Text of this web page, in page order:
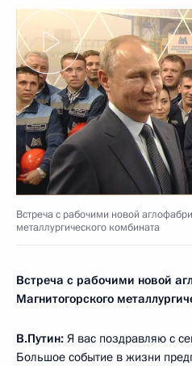
Встреча с рабочими новой
металлургического комбината
Встреча с рабочими новой
Магнитогорского
В.Путин: Я вас поздравляю с
Большое событие в жизни